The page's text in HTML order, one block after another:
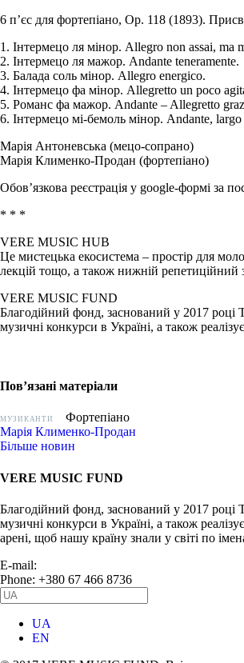
6 п’єс для фортепіано, Op. 118 (1893).
1. Інтермецо ля мінор. Allegro non assai, ma
2. Інтермецо ля мажор. Andante teneramente.
3. Балада соль мінор. Allegro energico.
4. Інтермецо фа мінор. Allegretto un poco
5. Романс фа мажор. Andante – Allegretto
6. Інтермецо мі-бемоль мінор. Andante, largo
Марія Антоневська (мецо-сопрано)
Марія Клименко-Продан (фортепіано)
Обов’язкова реєстрація у google-формі за
* * *
VERE MUSIC HUB
Це мистецька екосистема – простір для
лекцій тощо, а також нижній репетиційний
VERE MUSIC FUND
Благодійний фонд, заснований у 2017 році
музичні конкурси в Україні, а також
Пов’язані матеріали
МУЗИКАНТИ
Фортепіано
Марія Клименко-Продан
Більше новин
VERE MUSIC FUND
Благодійний фонд, заснований у 2017 році
музичні конкурси в Україні, а також
арені, щоб нашу країну знали у світі по
E-mail:
Phone: +380 67 466 8736
UA
EN